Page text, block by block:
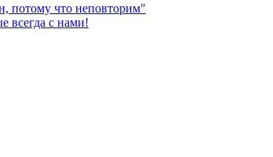
потому что неповторим"
всегда с нами!